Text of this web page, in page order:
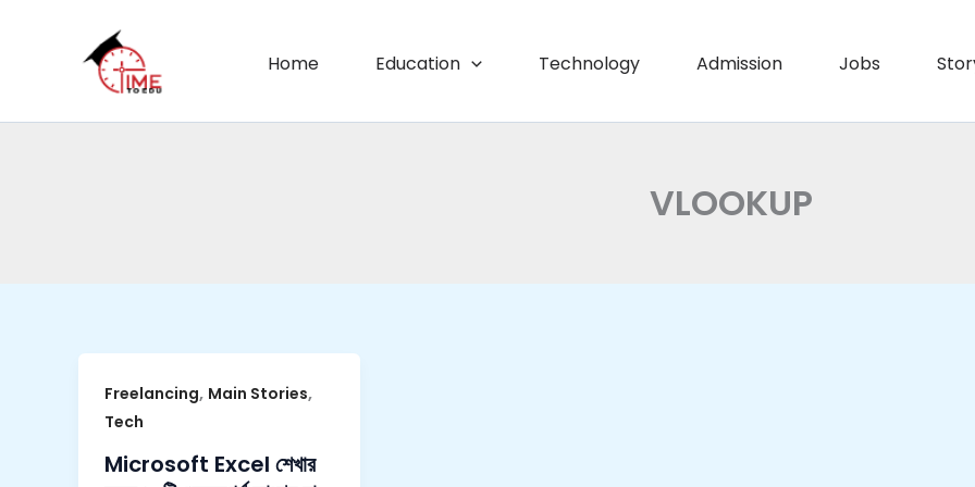
Home Education Technology Admission Jobs
VLOOKUP
Freelancing, Main Stories,
Tech
Microsoft Excel শেখার